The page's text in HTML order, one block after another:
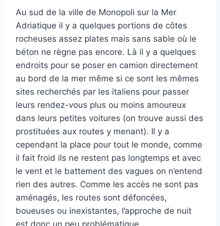
Au sud de la ville de Monopoli sur la Mer
Adriatique il y a quelques portions de côtes
rocheuses assez plates mais sans sable où le
béton ne règne pas encore. Là il y a quelques
endroits pour se poser en camion directement
au bord de la mer même si ce sont les mêmes
sites recherchés par les italiens pour passer
leurs rendez-vous plus ou moins amoureux
dans leurs petites voitures (on trouve aussi des
prostituées aux routes y menant). Il y a
cependant la place pour tout le monde, comme
il fait froid ils ne restent pas longtemps et avec
le vent et le battement des vagues on n’entend
rien des autres. Comme les accès ne sont pas
aménagés, les routes sont défoncées,
boueuses ou inexistantes, l’approche de nuit
est donc un peu problématique.